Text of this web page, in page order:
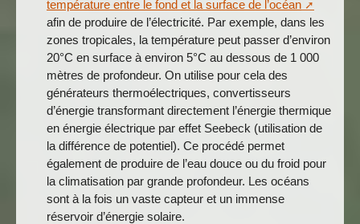
température entre le fond et la surface de l’océan
afin de produire de l’électricité. Par exemple, dans les
zones tropicales, la température peut passer d’environ
20°C en surface à environ 5°C au dessous de 1 000
mètres de profondeur. On utilise pour cela des
générateurs thermoélectriques, convertisseurs
d’énergie transformant directement l’énergie thermique
en énergie électrique par effet Seebeck (utilisation de
la différence de potentiel). Ce procédé permet
également de produire de l’eau douce ou du froid pour
la climatisation par grande profondeur. Les océans
sont à la fois un vaste capteur et un immense
réservoir d’énergie solaire.